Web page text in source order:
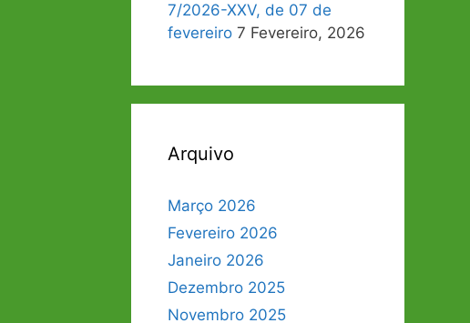
7/2026-XXV, de 07 de
fevereiro 7 Fevereiro, 2026
Arquivo
Março 2026
Fevereiro 2026
Janeiro 2026
Dezembro 2025
Novembro 2025